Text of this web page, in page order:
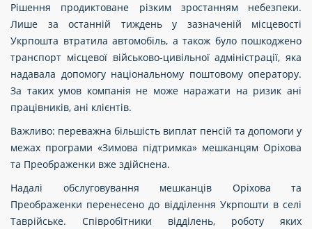
Рішення продиктоване різким зростанням небезпеки.
Лише за останній тиждень у зазначеній місцевості
Укрпошта втратила автомобіль, а також було пошкоджено
транспорт місцевої військово-цивільної адміністрації, яка
надавала допомогу національному поштовому оператору.
За таких умов компанія не може наражати на ризик ані
працівників, ані клієнтів.
Важливо: переважна більшість виплат пенсій та допомоги у
межах програми «Зимова підтримка» мешканцям Оріхова
та Преображенки вже здійснена.
Надалі обслуговування мешканців Оріхова та
Преображенки перенесено до відділення Укрпошти в селі
Таврійське. Співробітники відділень, роботу яких